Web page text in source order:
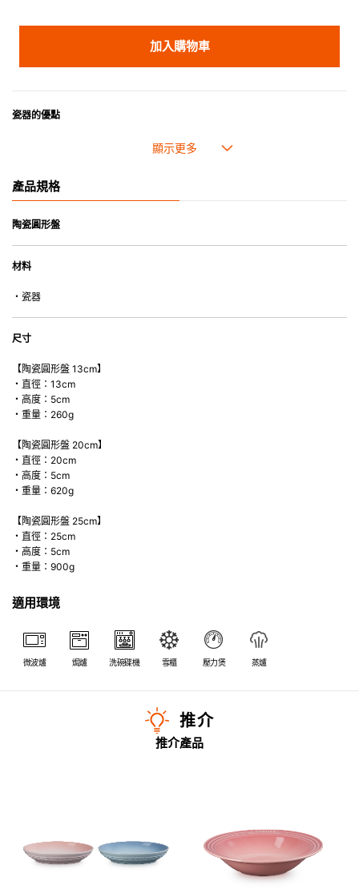
加入購物車
瓷器的優點
• 耐熱性極佳，適用於微波爐，也可放入焗爐，耐熱程度高達260℃。
• 可用於洗碗機。
• 合乎食用安全的塗層表面，幾乎不黏，食物容易脫落，清洗方便。
*不可直接用於熱源上
產品規格
陶瓷圓形盤
材料
・瓷器
尺寸
【陶瓷圓形盤 13cm】
・直徑：13cm
・高度：5cm
・重量：260g
【陶瓷圓形盤 20cm】
・直徑：20cm
・高度：5cm
・重量：620g
【陶瓷圓形盤 25cm】
・直徑：25cm
・高度：5cm
・重量：900g
適用環境
微波爐 焗爐 洗碗碟機 雪櫃 壓力煲 蒸爐
推介
推介產品